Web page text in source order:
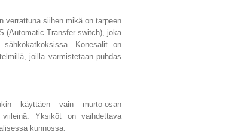
verrattuna siihen mikä on tarpeen
(Automatic Transfer switch), joka
sähkökatkoksissa. Konesalit on
joilla varmistetaan puhdas
käyttäen vain murto-osan
viileinä. Yksiköt on vaihdettava
kunnossa.